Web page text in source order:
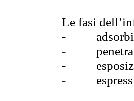
Le fasi
-
-
-
-